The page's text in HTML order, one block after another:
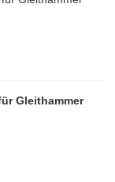
Gleithammer